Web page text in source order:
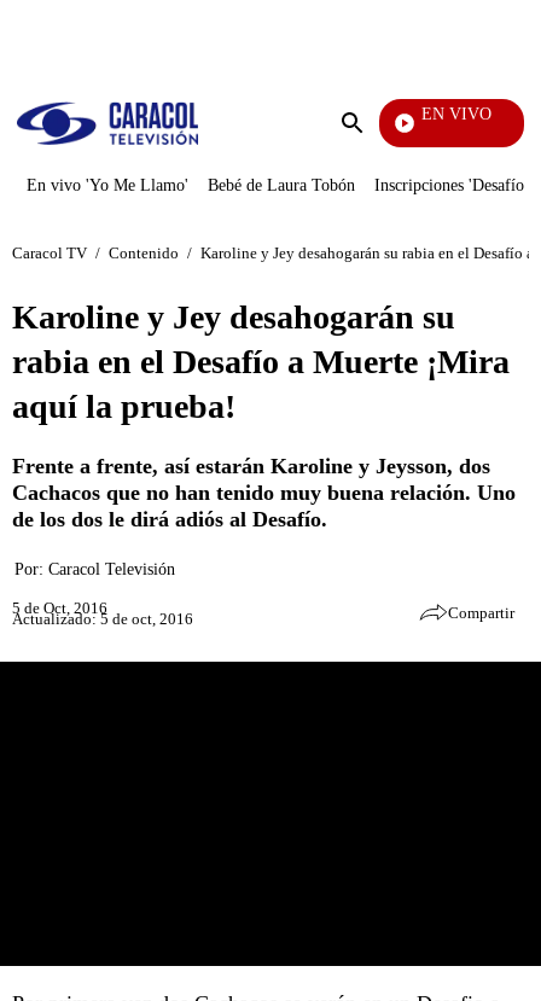
Enviar
EN VIVO
Día A Día
En vivo 'Yo Me Llamo' Bebé de Laura Tobón Inscripciones 'Desafío'
Caracol TV / Contenido / Karoline y Jey desahogarán su rabia en el Desafío
Karoline y Jey desahogarán su
rabia en el Desafío a Muerte ¡Mira
aquí la prueba!
Frente a frente, así estarán Karoline y Jeysson, dos
Cachacos que no han tenido muy buena relación. Uno
de los dos le dirá adiós al Desafío.
Por: Caracol Televisión
5 de Oct, 2016
Actualizado: 5 de oct, 2016 Compartir